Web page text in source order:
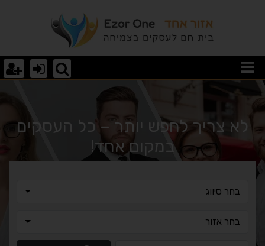
תוצאות חיפוש
לא צריך לחפש יותר – כל העסקים
במקום אחד!
בחר סיווג
בחר אזור